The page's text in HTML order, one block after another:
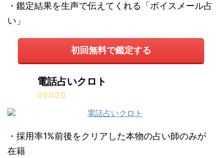
・鑑定結果を生声で伝えてくれる「ボイスメール占
い」
初回無料で鑑定する
電話占いクロト
・採用率1%前後をクリアした本物の占い師のみが
在籍